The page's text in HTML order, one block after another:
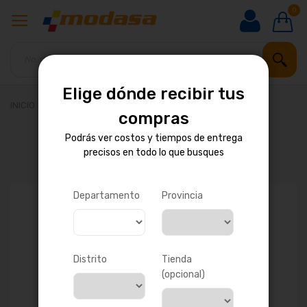
0
BOMBA DE AGUA
Elige dónde recibir tus
compras
Podrás ver costos y tiempos de entrega
precisos en todo lo que busques
Departamento Provincia
Distrito
Tienda
(opcional)